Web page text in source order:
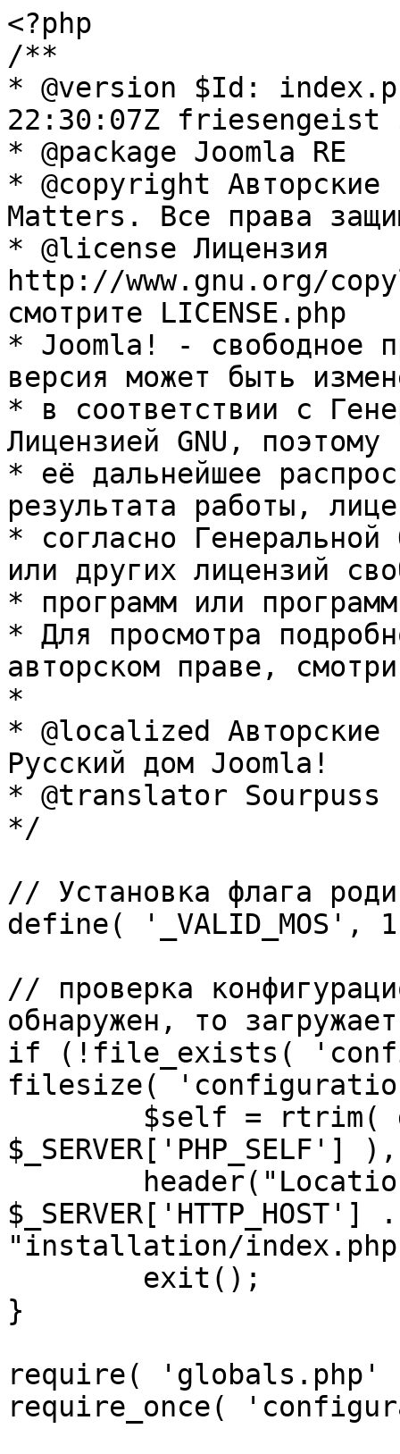
<?php
/**
* @version $Id:
22:30:07Z friesengeist
* @package Joomla RE
* @copyright Авторские
Matters. Все права
* @license Лицензия
http://www.gnu.org/
смотрите LICENSE.php
* Joomla! - свободное
версия может быть
* в соответствии с
Лицензией GNU, поэтому
* её дальнейшее
результата работы,
* согласно Генеральной
или других лицензий
* программ или
* Для просмотра
авторском праве,
*
* @localized Авторские
Русский дом Joomla!
* @translator Sourpuss
*/
// Установка флага
define( '_VALID_MOS',
// проверка
обнаружен, то
if (!file_exists(
filesize(
"installation/
}
require(
require_once(